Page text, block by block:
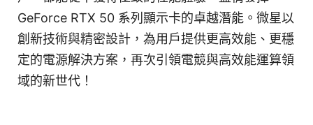
GeForce RTX 50 系列顯示卡的卓越潛能。微星以
創新技術與精密設計，為用戶提供更高效能、更穩
定的電源解決方案，再次引領電競與高效能運算領
域的新世代！